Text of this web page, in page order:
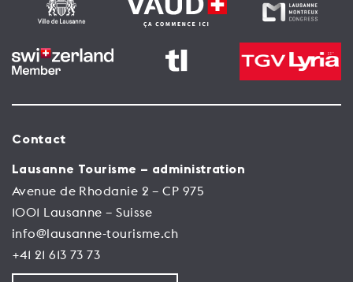
Contact
Lausanne Tourisme – administration
Avenue de Rhodanie 2 – CP 975
1001 Lausanne – Suisse
info@lausanne-tourisme.ch
+41 21 613 73 73